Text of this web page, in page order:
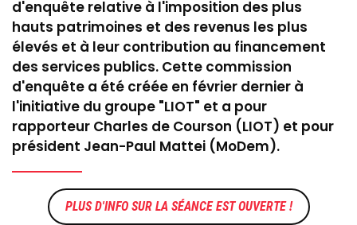
d'enquête relative à l'imposition des plus
hauts patrimoines et des revenus les plus
élevés et à leur contribution au financement
des services publics. Cette commission
d'enquête a été créée en février dernier à
l'initiative du groupe "LIOT" et a pour
rapporteur Charles de Courson (LIOT) et pour
président Jean-Paul Mattei (MoDem).
LA SÉANCE EST OUVERTE !